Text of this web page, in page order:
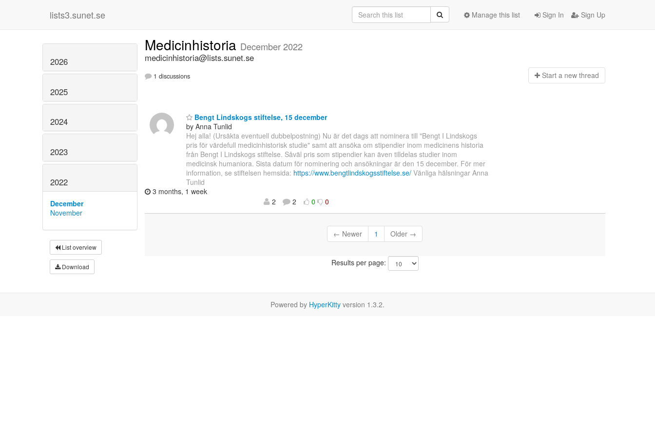
lists3.sunet.se Sign In Sign Up
Manage this list
2026
2025
2024
2023
2022
December
November
List overview
Download
Medicinhistoria December 2022
medicinhistoria@lists.sunet.se
1 discussions Start a new thread
Bengt Lindskogs stiftelse, 15 december
by Anna Tunlid
Hej alla! (Ursäkta eventuell dubbelpostning) Nu är det dags att nominera till "Bengt I Lindskogs
pris för värdefull medicinhistorisk studie" samt att ansöka om stipendier inom medicinens historia
från Bengt I Lindskogs stiftelse. Såväl pris som stipendier kan även tilldelas studier inom
medicinsk humaniora. Sista datum för nominering och ansökningar är den 15 december. För mer
information, se stiftelsen hemsida: https://www.bengtlindskogsstiftelse.se/ Vänliga hälsningar Anna
Tunlid
3 months, 1 week
2
2 0 0
← Newer 1 Older →
Results per page:
Powered by HyperKitty version 1.3.2.